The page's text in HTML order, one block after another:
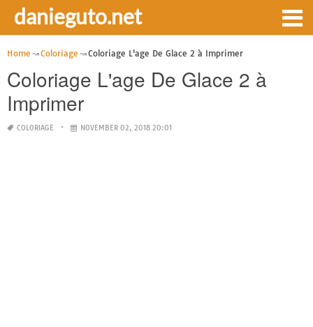
danieguto.net
Home Coloriage Coloriage L'age De Glace 2 à Imprimer
Coloriage L'age De Glace 2 à
Imprimer
COLORIAGE NOVEMBER 02, 2018 20:01